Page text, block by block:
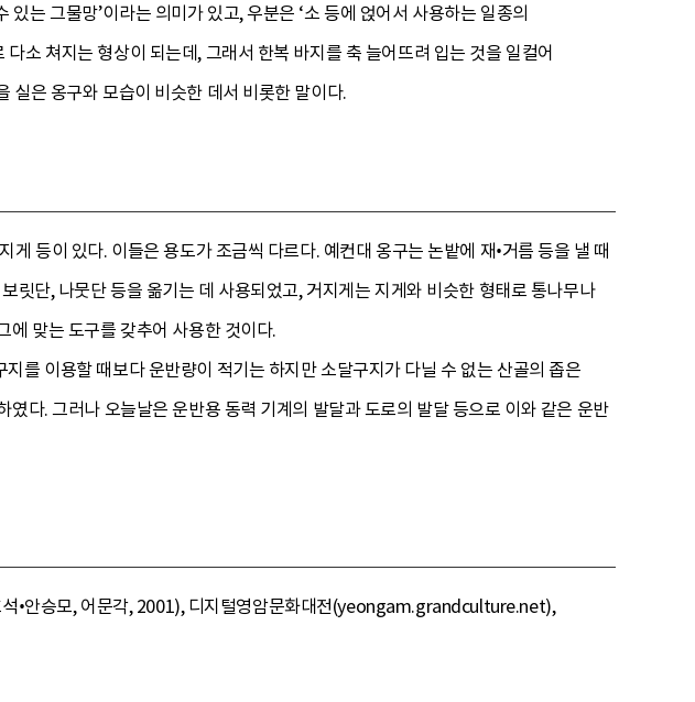
는 그물망’이라는 의미가 있고, 우분은 ‘소 등에 얹어서 사용하는 일종의
소 쳐지는 형상이 되는데, 그래서 한복 바지를 축 늘어뜨려 입는 것을 일컬어
실은 옹구와 모습이 비슷한 데서 비롯한 말이다.
등이 있다. 이들은 용도가 조금씩 다르다. 예컨대 옹구는 논밭에 재•거름 등을 낼 때
릿단, 나뭇단 등을 옮기는 데 사용되었고, 거지게는 지게와 비슷한 형태로 통나무나
에 맞는 도구를 갖추어 사용한 것이다.
를 이용할 때보다 운반량이 적기는 하지만 소달구지가 다닐 수 없는 산골의 좁은
다. 그러나 오늘날은 운반용 동력 기계의 발달과 도로의 발달 등으로 이와 같은 운반
•안승모, 어문각, 2001), 디지털영암문화대전(yeongam.grandculture.net),